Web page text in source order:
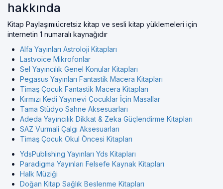
hakkında
Kitap Paylaşımıücretsiz kitap ve sesli kitap yüklemeleri için
internetin 1 numaralı kaynağıdır
Alfa Yayınları Astroloji Kitapları
Lastvoice Mikrofonlar
Sel Yayıncılık Genel Konular Kitapları
Pegasus Yayınları Fantastik Macera Kitapları
Timaş Çocuk Fantastik Macera Kitapları
Kırmızı Kedi Yayınevi Çocuklar İçin Masallar
Tama Stüdyo Sahne Aksesuarları
Adeda Yayıncılık Dikkat & Zeka Güçlendirme Kitapları
SAZ Vurmali Çalgı Aksesuarları
Timaş Çocuk Okul Öncesi Kitapları
YdsPublishing Yayınları Yds Kitapları
Paradigma Yayınları Felsefe Kaynak Kitapları
Halk Müziği
Doğan Kitap Sağlık Beslenme Kitapları